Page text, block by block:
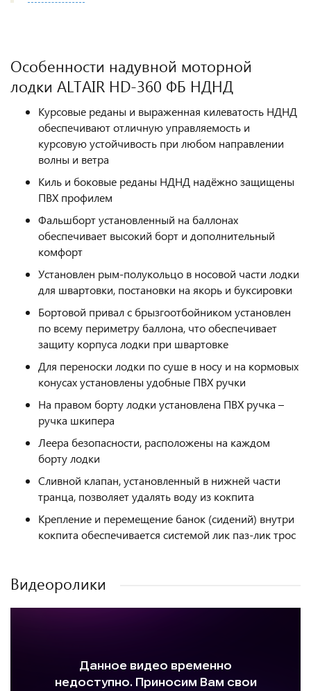
Особенности надувной моторной
лодки ALTAIR HD-360 ФБ НДНД
Курсовые реданы и выраженная килеватость НДНД
обеспечивают отличную управляемость и
курсовую устойчивость при любом направлении
волны и ветра
Киль и боковые реданы НДНД надёжно защищены
ПВХ профилем
Фальшборт установленный на баллонах
обеспечивает высокий борт и дополнительный
комфорт
Установлен рым-полукольцо в носовой части лодки
для швартовки, постановки на якорь и буксировки
Бортовой привал с брызгоотбойником установлен
по всему периметру баллона, что обеспечивает
защиту корпуса лодки при швартовке
Для переноски лодки по суше в носу и на кормовых
конусах установлены удобные ПВХ ручки
На правом борту лодки установлена ПВХ ручка –
ручка шкипера
Леера безопасности, расположены на каждом
борту лодки
Сливной клапан, установленный в нижней части
транца, позволяет удалять воду из кокпита
Крепление и перемещение банок (сидений) внутри
кокпита обеспечивается системой лик паз-лик трос
Видеоролики